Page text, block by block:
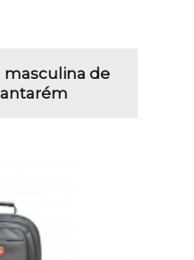
masculina de